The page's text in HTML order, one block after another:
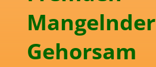
Mangelnder
Gehorsam